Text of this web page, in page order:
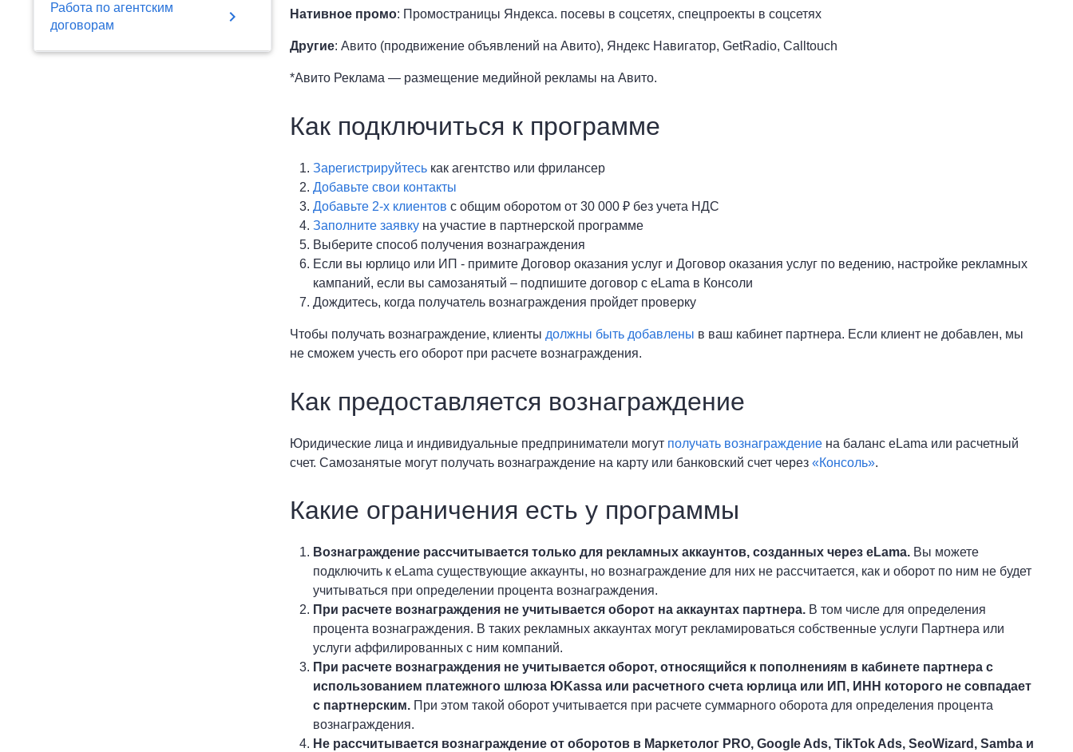
Работа по агентским
договорам
chevron_right Нативное промо: Промостраницы Яндекса. посевы в соцсетях, спецпроекты в соцсетях
Другие: Авито (продвижение объявлений на Авито), Яндекс Навигатор, GetRadio, Calltouch
*Авито Реклама — размещение медийной рекламы на Авито.
Как подключиться к программе
Зарегистрируйтеськак агентство или фрилансер
Добавьте свои контакты
Добавьте 2-х клиентов с общим оборотом от 30 000 ₽ без учета НДС
Заполните заявкуна участие в партнерской программе
Выберите способ получения вознаграждения
Если вы юрлицо или ИП - примите Договор оказания услуг и Договор оказания услуг по ведению, настройке рекламных
кампаний, если вы самозанятый – подпишите договор с eLama в Консоли
Дождитесь, когда получатель вознаграждения пройдет проверку
Чтобы получать вознаграждение, клиенты должны быть добавлены в ваш кабинет партнера. Если клиент не добавлен, мы
не сможем учесть его оборот при расчете вознаграждения.
Как предоставляется вознаграждение
Юридические лица и индивидуальные предприниматели могут получать вознаграждениена баланс eLama или расчетный
счет. Самозанятые могут получать вознаграждение на карту или банковский счет через «Консоль».
Какие ограничения есть у программы
Вознаграждение рассчитывается только для рекламных аккаунтов, созданных через eLama.Вы можете
подключить к eLama существующие аккаунты, но вознаграждение для них не рассчитается, как и оборот по ним не будет
учитываться при определении процента вознаграждения.
При расчете вознаграждения не учитывается оборот на аккаунтах партнера.В том числе для определения
процента вознаграждения. В таких рекламных аккаунтах могут рекламироваться собственные услуги Партнера или
услуги аффилированных с ним компаний.
При расчете вознаграждения не учитывается оборот, относящийся к пополнениям в кабинете партнера с
использованием платежного шлюза ЮKassa или расчетного счета юрлица или ИП, ИНН которого не совпадает
с партнерским.При этом такой оборот учитывается при расчете суммарного оборота для определения процента
вознаграждения.
Не рассчитывается вознаграждение от оборотов в Маркетолог PRO, Google Ads, TikTok Ads, SeoWizard, Samba и